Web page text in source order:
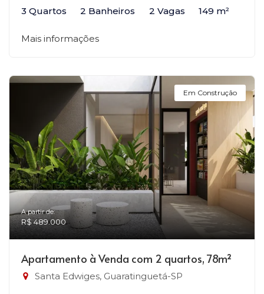
3 Quartos 2 Banheiros 2 Vagas 149 m²
Mais informações
Em Construção
A partir de:
R$ 489.000
Apartamento à Venda com 2 quartos, 78m²
Santa Edwiges, Guaratinguetá-SP